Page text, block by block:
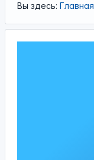
Вы здесь: Главная